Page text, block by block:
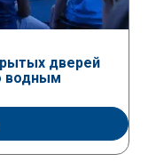
дверей
водным